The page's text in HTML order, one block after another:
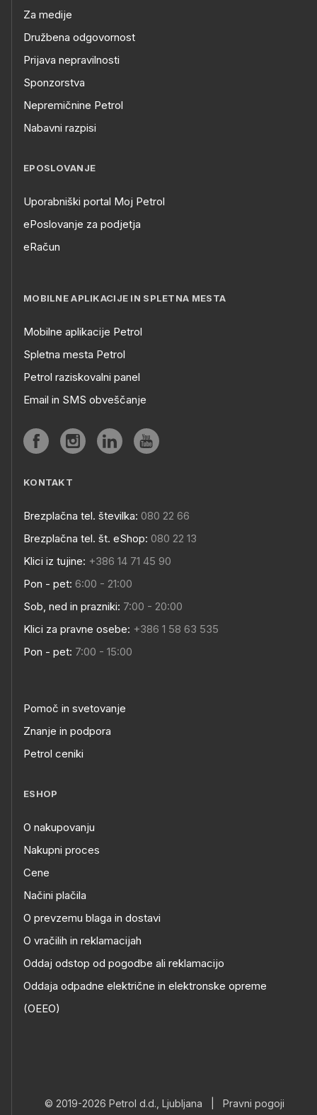
Za medije
Družbena odgovornost
Prijava nepravilnosti
Sponzorstva
Nepremičnine Petrol
Nabavni razpisi
EPOSLOVANJE
Uporabniški portal Moj Petrol
ePoslovanje za podjetja
eRačun
MOBILNE APLIKACIJE IN SPLETNA MESTA
Mobilne aplikacije Petrol
Spletna mesta Petrol
Petrol raziskovalni panel
Email in SMS obveščanje
KONTAKT
Brezplačna tel. številka: 080 22 66
Brezplačna tel. št. eShop: 080 22 13
Klici iz tujine: +386 14 71 45 90
Pon - pet: 6:00 - 21:00
Sob, ned in prazniki: 7:00 - 20:00
Klici za pravne osebe: +386 1 58 63 535
Pon - pet: 7:00 - 15:00
Pomoč in svetovanje
Znanje in podpora
Petrol ceniki
ESHOP
O nakupovanju
Nakupni proces
Cene
Načini plačila
O prevzemu blaga in dostavi
O vračilih in reklamacijah
Oddaj odstop od pogodbe ali reklamacijo
Oddaja odpadne električne in elektronske opreme
(OEEO)
© 2019-2026 Petrol d.d., Ljubljana Pravni pogoji